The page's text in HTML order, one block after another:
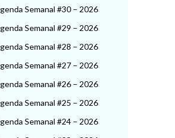
Semanal #30 – 2026
Semanal #29 – 2026
Semanal #28 – 2026
Semanal #27 – 2026
Semanal #26 – 2026
Semanal #25 – 2026
Semanal #24 – 2026